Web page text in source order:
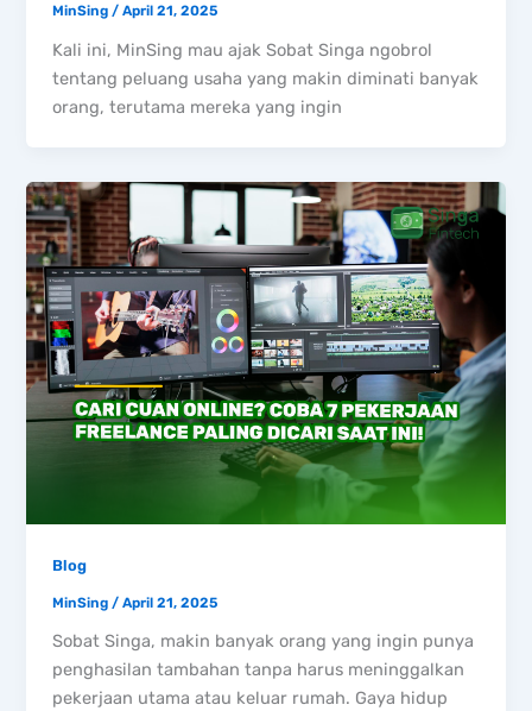
MinSing/April 21, 2025
Kali ini, MinSing mau ajak Sobat Singa ngobrol
tentang peluang usaha yang makin diminati banyak
orang, terutama mereka yang ingin
Blog
MinSing /April 21, 2025
Sobat Singa, makin banyak orang yang ingin punya
penghasilan tambahan tanpa harus meninggalkan
pekerjaan utama atau keluar rumah. Gaya hidup